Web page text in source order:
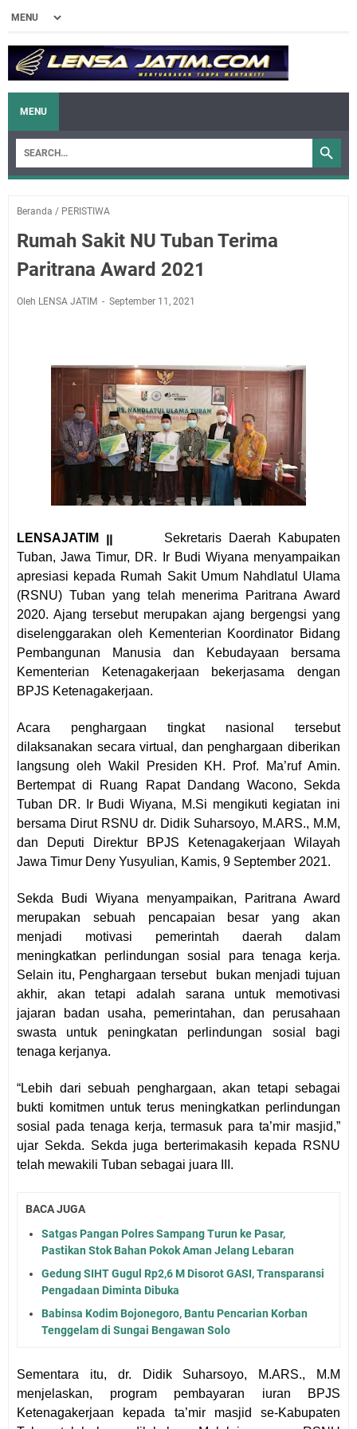
MENU
Beranda / PERISTIWA
Rumah Sakit NU Tuban Terima
Paritrana Award 2021
Oleh LENSA JATIM September 11, 2021
LENSAJATIM ꞁꞁ Sekretaris Daerah Kabupaten
Tuban, Jawa Timur, DR. Ir Budi Wiyana menyampaikan
apresiasi kepada Rumah Sakit Umum Nahdlatul Ulama
(RSNU) Tuban yang telah menerima Paritrana Award
2020. Ajang tersebut merupakan ajang bergengsi yang
diselenggarakan oleh Kementerian Koordinator Bidang
Pembangunan Manusia dan Kebudayaan bersama
Kementerian Ketenagakerjaan bekerjasama dengan
BPJS Ketenagakerjaan.
Acara penghargaan tingkat nasional tersebut
dilaksanakan secara virtual, dan penghargaan diberikan
langsung oleh Wakil Presiden KH. Prof. Ma’ruf Amin.
Bertempat di Ruang Rapat Dandang Wacono, Sekda
Tuban DR. Ir Budi Wiyana, M.Si mengikuti kegiatan ini
bersama Dirut RSNU dr. Didik Suharsoyo, M.ARS., M.M,
dan Deputi Direktur BPJS Ketenagakerjaan Wilayah
Jawa Timur Deny Yusyulian, Kamis, 9 September 2021.
Sekda Budi Wiyana menyampaikan, Paritrana Award
merupakan sebuah pencapaian besar yang akan
menjadi motivasi pemerintah daerah dalam
meningkatkan perlindungan sosial para tenaga kerja.
Selain itu, Penghargaan tersebut bukan menjadi tujuan
akhir, akan tetapi adalah sarana untuk memotivasi
jajaran badan usaha, pemerintahan, dan perusahaan
swasta untuk peningkatan perlindungan sosial bagi
tenaga kerjanya.
“Lebih dari sebuah penghargaan, akan tetapi sebagai
bukti komitmen untuk terus meningkatkan perlindungan
sosial pada tenaga kerja, termasuk para ta’mir masjid,”
ujar Sekda. Sekda juga berterimakasih kepada RSNU
telah mewakili Tuban sebagai juara III.
BACA JUGA
Satgas Pangan Polres Sampang Turun ke Pasar,
Pastikan Stok Bahan Pokok Aman Jelang Lebaran
Gedung SIHT Gugul Rp2,6 M Disorot GASI, Transparansi
Pengadaan Diminta Dibuka
Babinsa Kodim Bojonegoro, Bantu Pencarian Korban
Tenggelam di Sungai Bengawan Solo
Sementara itu, dr. Didik Suharsoyo, M.ARS., M.M
menjelaskan, program pembayaran iuran BPJS
Ketenagakerjaan kepada ta’mir masjid se-Kabupaten